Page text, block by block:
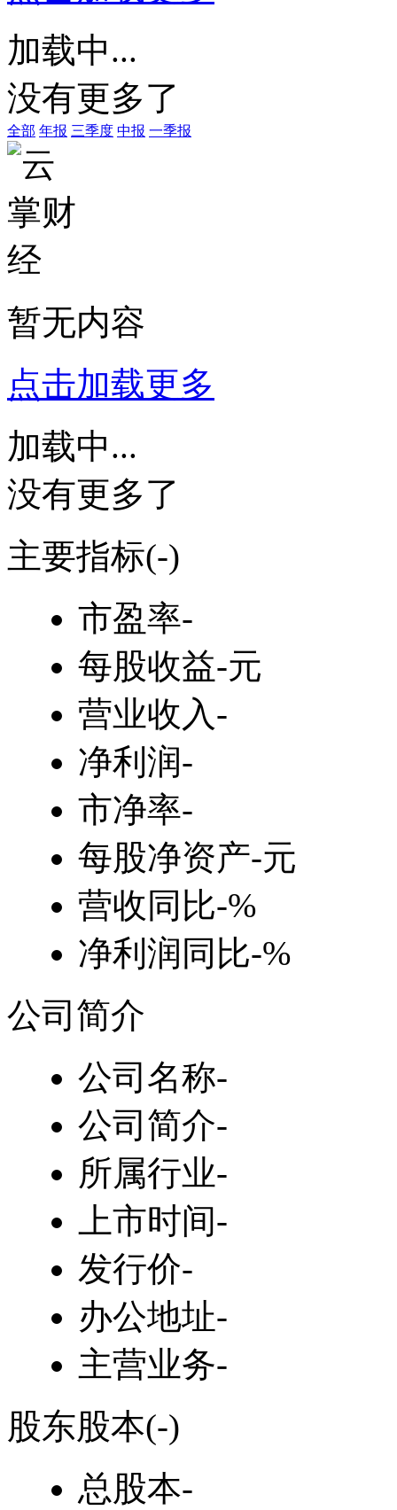
加载中...
没有更多了
全部 年报 三季度 中报 一季报
暂无内容
点击加载更多
加载中...
没有更多了
主要指标(-)
市盈率-
每股收益-元
营业收入-
净利润-
市净率-
每股净资产-元
营收同比-%
净利润同比-%
公司简介
公司名称-
公司简介-
所属行业-
上市时间-
发行价-
办公地址-
主营业务-
股东股本(-)
总股本-